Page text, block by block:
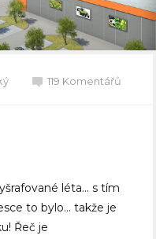
119 Komentářů
léta… s tím
to bylo… takže je
Řeč je